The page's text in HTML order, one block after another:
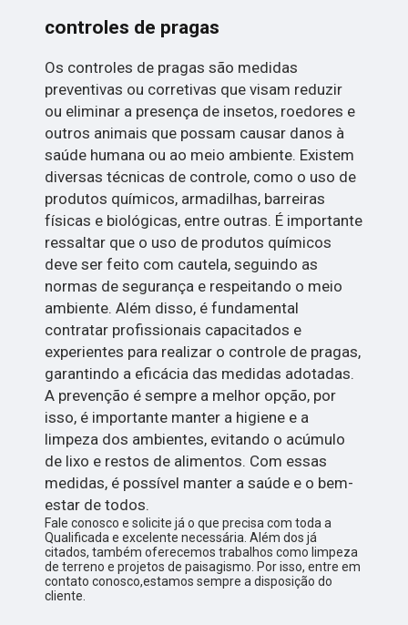
controles de pragas
Os controles de pragas são medidas
preventivas ou corretivas que visam reduzir
ou eliminar a presença de insetos, roedores e
outros animais que possam causar danos à
saúde humana ou ao meio ambiente. Existem
diversas técnicas de controle, como o uso de
produtos químicos, armadilhas, barreiras
físicas e biológicas, entre outras. É importante
ressaltar que o uso de produtos químicos
deve ser feito com cautela, seguindo as
normas de segurança e respeitando o meio
ambiente. Além disso, é fundamental
contratar profissionais capacitados e
experientes para realizar o controle de pragas,
garantindo a eficácia das medidas adotadas.
A prevenção é sempre a melhor opção, por
isso, é importante manter a higiene e a
limpeza dos ambientes, evitando o acúmulo
de lixo e restos de alimentos. Com essas
medidas, é possível manter a saúde e o bem-
estar de todos.
Fale conosco e solicite já o que precisa com toda a
Qualificada e excelente necessária. Além dos já
citados, também oferecemos trabalhos como limpeza
de terreno e projetos de paisagismo. Por isso, entre em
contato conosco,estamos sempre a disposição do
cliente.